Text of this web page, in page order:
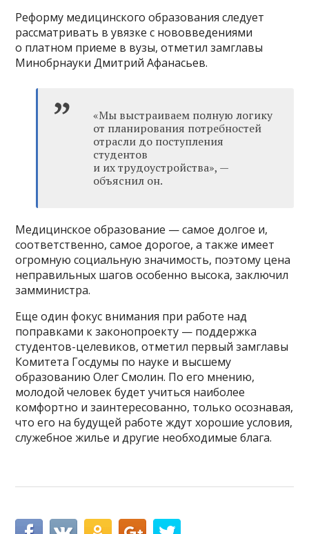
Реформу медицинского образования следует
рассматривать в увязке с нововведениями
о платном приеме в вузы, отметил замглавы
Минобрнауки Дмитрий Афанасьев.
«Мы выстраиваем полную логику
от планирования потребностей
отрасли до поступления
студентов
и их трудоустройства», —
объяснил он.
Медицинское образование — самое долгое и,
соответственно, самое дорогое, а также имеет
огромную социальную значимость, поэтому цена
неправильных шагов особенно высока, заключил
замминистра.
Еще один фокус внимания при работе над
поправками к законопроекту — поддержка
студентов-целевиков, отметил первый замглавы
Комитета Госдумы по науке и высшему
образованию Олег Смолин. По его мнению,
молодой человек будет учиться наиболее
комфортно и заинтересованно, только осознавая,
что его на будущей работе ждут хорошие условия,
служебное жилье и другие необходимые блага.